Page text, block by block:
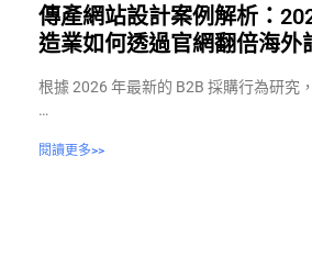
傳產網站設計案例解析：
造業如何透過官網翻倍海外
根據 2026 年最新的 B2B 採購行為研究
…
閱讀更多>>